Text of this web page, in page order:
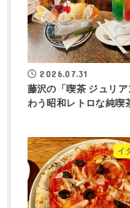
2026.07.31
藤沢の「喫茶 ジュリア
わう昭和レトロな純喫
イ